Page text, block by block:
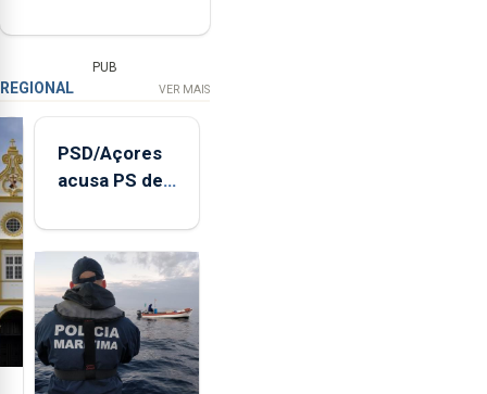
PUB
REGIONAL VER MAIS
PSD/Açores
acusa PS de
contraditória"
sobre
evolução
turística